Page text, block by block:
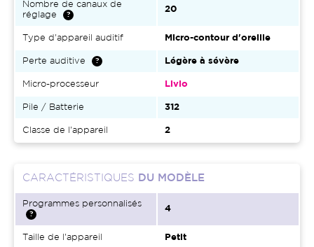
Nombre de canaux de
réglage
20
Type d'appareil auditif Micro-contour d'oreille
Perte auditive Légère à sévère
Micro-processeur Livio
Pile / Batterie 312
Classe de l'appareil 2
CARACTÉRISTIQUES DU MODÈLE
Programmes personnalisés
4
Taille de l'appareil Petit